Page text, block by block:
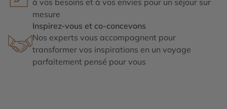
à vos besoins et à vos envies pour un séjour sur
mesure
Inspirez-vous et co-concevons
Nos experts vous accompagnent pour
transformer vos inspirations en un voyage
parfaitement pensé pour vous